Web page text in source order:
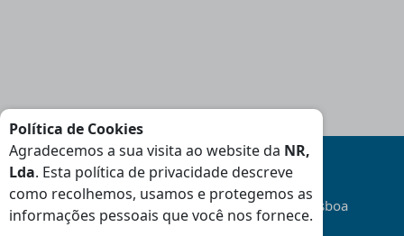
Política de Cookies
Agradecemos a sua visita ao website da NR,
Lda. Esta política de privacidade descreve
como recolhemos, usamos e protegemos as
informações pessoais que você nos fornece.
Transporte Gratuito na área da Grande Lisboa
(Consulte Condições )